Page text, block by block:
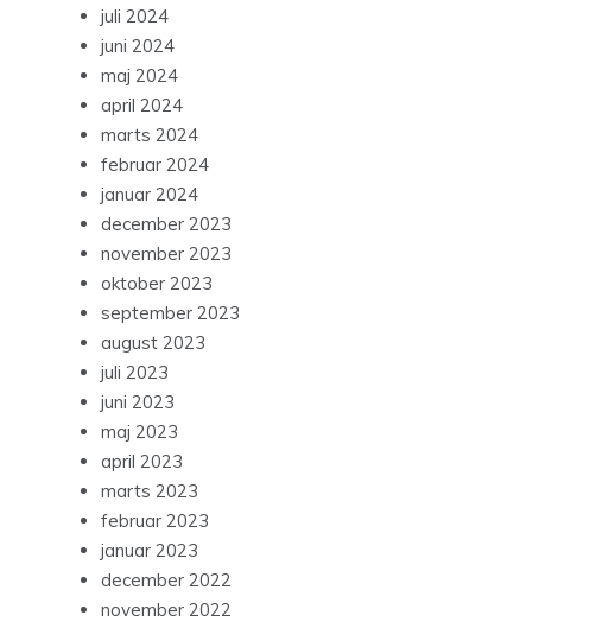
juli 2024
juni 2024
maj 2024
april 2024
marts 2024
februar 2024
januar 2024
december 2023
november 2023
oktober 2023
september 2023
august 2023
juli 2023
juni 2023
maj 2023
april 2023
marts 2023
februar 2023
januar 2023
december 2022
november 2022